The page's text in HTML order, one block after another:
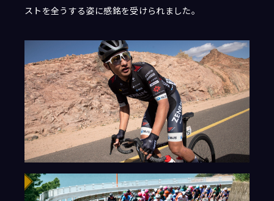
ストを全うする姿に感銘を受けられました。